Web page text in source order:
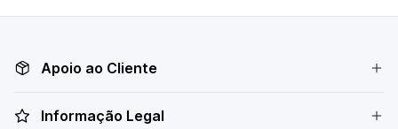
Apoio ao Cliente
Informação Legal